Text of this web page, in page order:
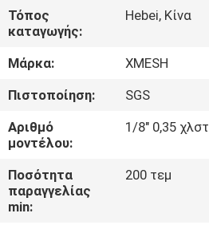
ΠΕΡΊΠΟΥ
ΕΜΕΊΣ
ΓΎΡΟΣ
ΕΡΓΟΣΤΑΣΊΩΝ
ΠΟΙΟΤΙΚΌΣ
ΈΛΕΓΧΟΣ
Τόπος
καταγωγής:
Hebei, Κίνα
Μάρκα:
XMESH
Πιστοποίηση:
SGS
Αριθμό
μοντέλου:
1/8" 0,35 χλστ
Ποσότητα
παραγγελίας
min:
200 τεμ